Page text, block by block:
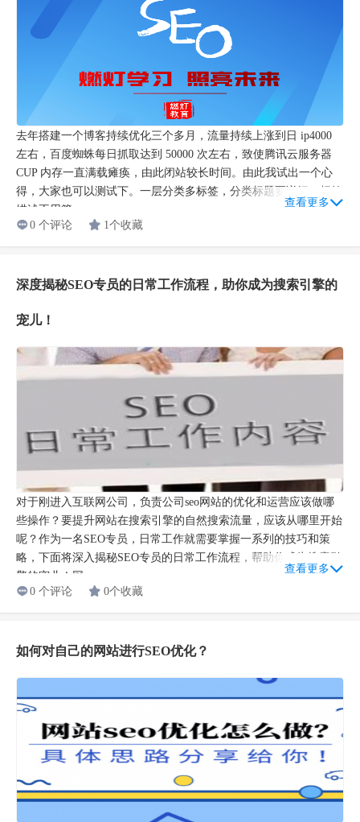
去年搭建一个博客持续优化三个多月，流量持续上涨到日 ip4000
左右，百度蜘蛛每日抓取达到 50000 次左右，致使腾讯云服务器
CUP 内存一直满载瘫痪，由此闭站较长时间。由此我试出一个心
得，大家也可以测试下。一层分类多标签，分类标题要详细，标签
描述不用管...
查看更多
0 个评论
1个收藏
深度揭秘SEO专员的日常工作流程，助你成为搜索引擎的
宠儿！
对于刚进入互联网公司，负责公司seo网站的优化和运营应该做哪
些操作？要提升网站在搜索引擎的自然搜索流量，应该从哪里开始
呢？作为一名SEO专员，日常工作就需要掌握一系列的技巧和策
略，下面将深入揭秘SEO专员的日常工作流程，帮助你成为搜索引
擎的宠儿！网...
查看更多
0 个评论
0个收藏
如何对自己的网站进行SEO优化？